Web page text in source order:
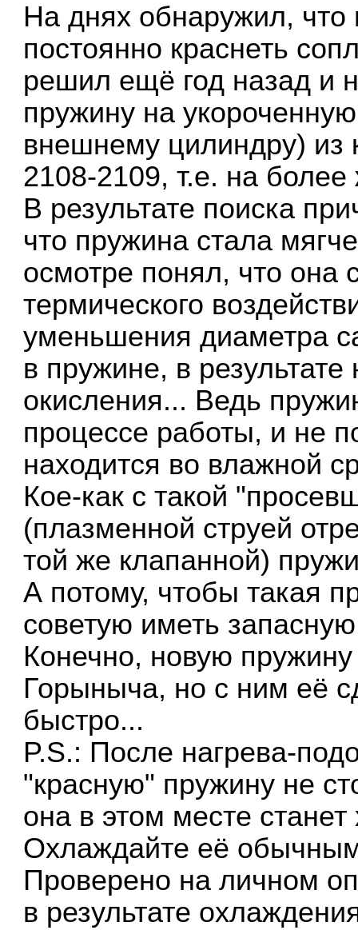
На днях обнаружил, что
постоянно краснеть
решил ещё год назад и
пружину на
внешнему цилиндру)
2108-2109, т.е. на более
В результате поиска
что пружина стала
осмотре понял, что она
термического
уменьшения диаметра
в пружине, в
окисления... Ведь
процессе работы, и не
находится во влажной
Кое-как с такой
(плазменной струей
той же клапанной)
А потому, чтобы такая
советую иметь
Конечно, новую
Горыныча, но с ним её
быстро...
P.S.: После нагрева-
"красную" пружину не
она в этом месте станет
Охлаждайте её
Проверено на личном
в результате